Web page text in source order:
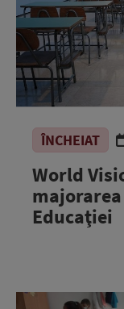
ÎNCHEIAT
World
Educaţiei